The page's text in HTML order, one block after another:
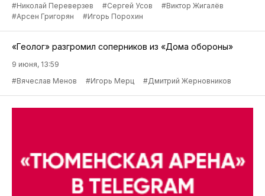
#Николай Переверзев
#Сергей Усов
#Виктор Жигалёв
#Арсен Григорян
#Игорь Порохин
«Геолог» разгромил соперников из «Дома обороны»
9 июня, 13:59
#Вячеслав Менов
#Игорь Мерц #Дмитрий Жерновников